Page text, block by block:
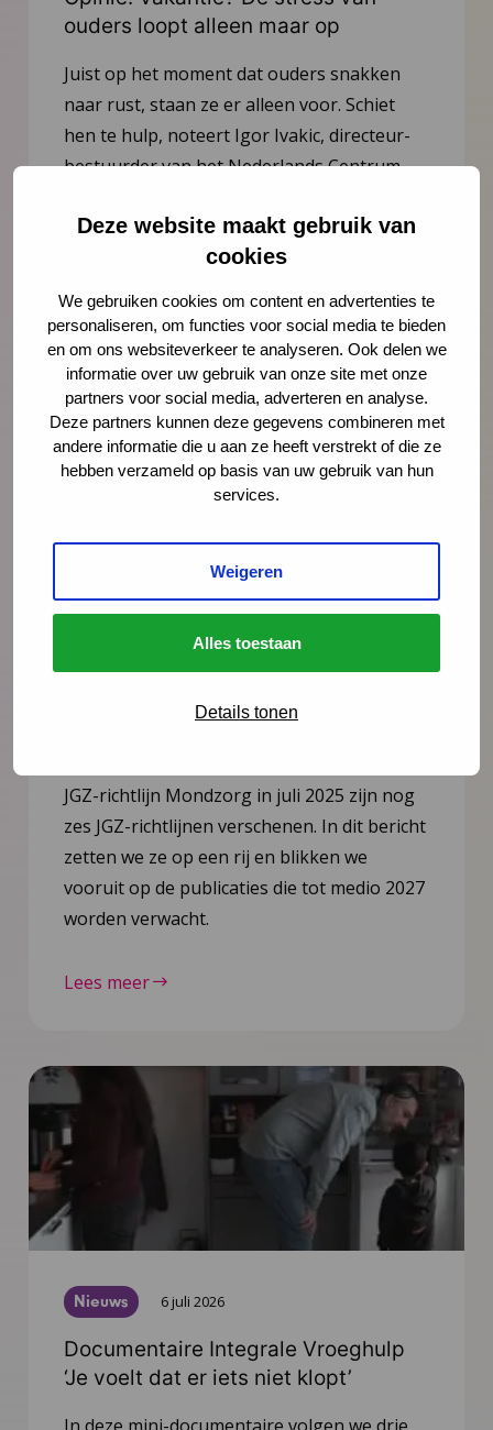
Deze website maakt gebruik van
cookies
We gebruiken cookies om content en advertenties te
personaliseren, om functies voor social media te bieden
en om ons websiteverkeer te analyseren. Ook delen we
informatie over uw gebruik van onze site met onze
partners voor social media, adverteren en analyse.
Deze partners kunnen deze gegevens combineren met
andere informatie die u aan ze heeft verstrekt of die ze
hebben verzameld op basis van uw gebruik van hun
services.
Weigeren
Alles toestaan
Details tonen
ouders loopt alleen maar op
Juist op het moment dat ouders snakken
naar rust, staan ze er alleen voor. Schiet
hen te hulp, noteert Igor Ivakic, directeur-
bestuurder van het Nederlands Centrum
21 juli 2026
2026: 8 nieuwe en herziene
JGZ-richtlijn Mondzorg in juli 2025 zijn nog
zes JGZ-richtlijnen verschenen. In dit bericht
zetten we ze op een rij en blikken we
vooruit op de publicaties die tot medio 2027
worden verwacht.
Lees meer
Nieuws 6 juli 2026
Documentaire Integrale Vroeghulp
‘Je voelt dat er iets niet klopt’